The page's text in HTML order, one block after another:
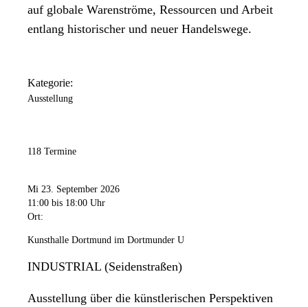
auf globale Warenströme, Ressourcen und Arbeit
entlang historischer und neuer Handelswege.
Kategorie:
Ausstellung
118 Termine
Mi 23. September 2026
11:00 bis 18:00 Uhr
Ort:
Kunsthalle Dortmund im Dortmunder U
INDUSTRIAL (Seidenstraßen)
Ausstellung über die künstlerischen Perspektiven